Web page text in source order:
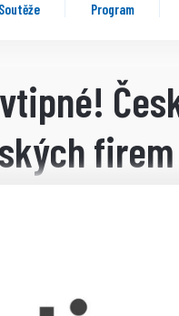
Soutěže Program
vtipné!
firem